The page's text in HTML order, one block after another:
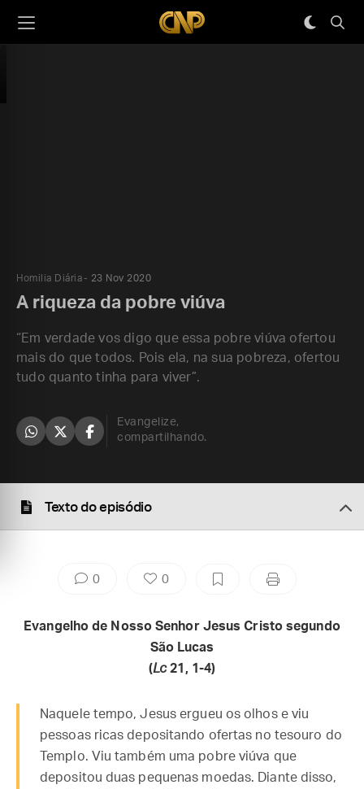
Homilia Diária 23 Nov 2020
A riqueza da pobre viúva
“Em verdade vos digo que essa pobre viúva ofertou
mais do que todos. Pois ela, na sua pobreza, ofertou
tudo quanto tinha para viver”.
Evangelize,
compartilhando.
Texto do episódio
0 0
Evangelho de Nosso Senhor Jesus Cristo segundo
São Lucas
(Lc21, 1-4)
Naquele tempo, Jesus ergueu os olhos e viu
pessoas ricas depositando ofertas no tesouro do
Templo. Viu também uma pobre viúva que
depositou duas pequenas moedas. Diante disso,